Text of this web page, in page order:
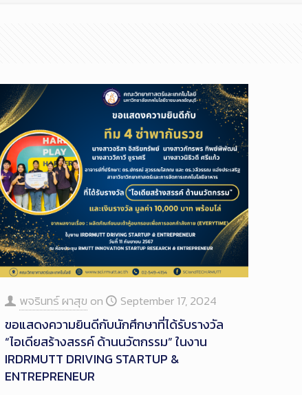
พจรินทร์ ผาสุข on September 17, 2024
ขอแสดงความยินดีกับนักศึกษาที่ได้รับรางวัล
“ไอเดียสร้างสรรค์ ด้านนวัตกรรม” ในงาน
IRDRMUTT DRIVING STARTUP &
ENTREPRENEUR